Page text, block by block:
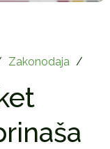
Zakonodaja /